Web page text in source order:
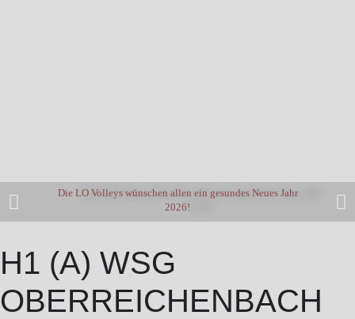
Die LO Volleys wünschen allen ein gesundes Neues Jahr
2026!
H1 (A) WSG
OBERREICHENBACH